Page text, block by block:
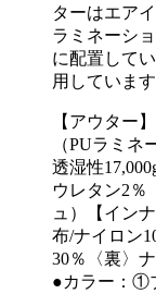
ターはエア
ラミネーシ
に配置して
用しています
【アウター
（PUラミネ
透湿性
ウレタン2％
ュ）【イン
布/ナイロン
30％〈裏〉
●カラー：①